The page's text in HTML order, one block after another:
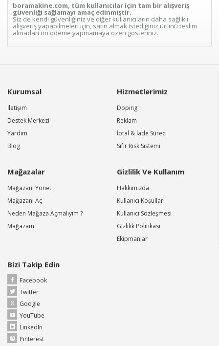
boramakine.com, tüm kullanıcılar için tam bir alışveriş
güvenliği sağlamayı amaç edinmiştir.
Siz de kendi güvenliğiniz ve diğer kullanıcıların daha sağlıklı
alışveriş yapabilmeleri için, satın almak istediğiniz ürünü teslim
almadan ön ödeme yapmamaya özen gösteriniz.
Kurumsal
İletişim
Destek Merkezi
Yardım
Blog
Hizmetlerimiz
Doping
Reklam
İptal & İade Süreci
Sıfır Risk Sistemi
Mağazalar
Mağazanı Yönet
Mağazanı Aç
Neden Mağaza Açmalıyım ?
Mağazam
Gizlilik Ve Kullanım
Hakkımızda
Kullanıcı Koşulları
Kullanıcı Sözleşmesi
Gizlilik Politikası
Ekipmanlar
Bizi Takip Edin
Facebook
Twitter
Google
YouTube
LinkedIn
Pinterest